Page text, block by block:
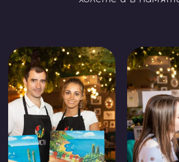
Творческий
процесс и
общение
В середине вечера — небольшой
перерыв, чтобы пообщаться,
поделиться впечатлениями,
сделать фотографии
и насладиться лёгкими
закусками в приятной компании.
3